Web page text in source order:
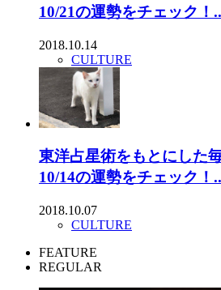
10/21の運勢をチェック！
2018.10.14
CULTURE
東洋占星術をもとにした
10/14の運勢をチェック！
2018.10.07
CULTURE
FEATURE
REGULAR